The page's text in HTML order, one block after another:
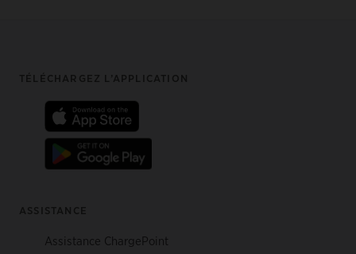
Footer
TÉLÉCHARGEZ L’APPLICATION
ASSISTANCE
Assistance ChargePoint